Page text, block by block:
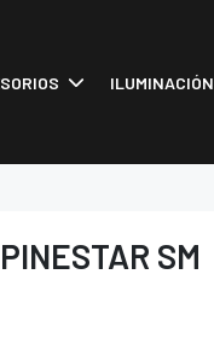
ILUMINACIÓN
SM